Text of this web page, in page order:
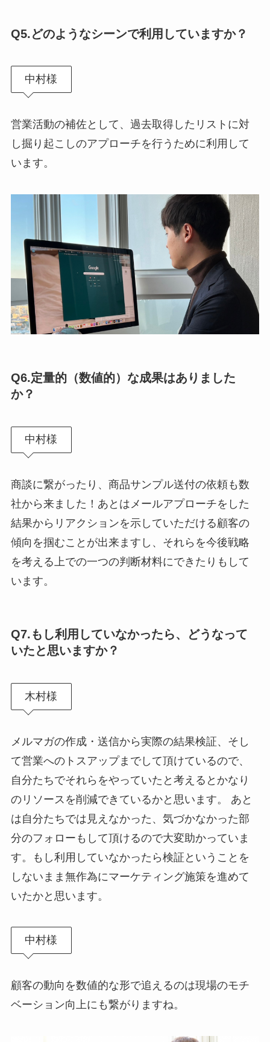
Q5.どのようなシーンで利用していますか？
中村様
営業活動の補佐として、過去取得したリストに対
し掘り起こしのアプローチを行うために利用して
います。
Q6.定量的（数値的）な成果はありました
か？
中村様
商談に繋がったり、商品サンプル送付の依頼も数
社から来ました！あとはメールアプローチをした
結果からリアクションを示していただける顧客の
傾向を掴むことが出来ますし、それらを今後戦略
を考える上での一つの判断材料にできたりもして
います。
Q7.もし利用していなかったら、どうなって
いたと思いますか？
木村様
メルマガの作成・送信から実際の結果検証、そし
て営業へのトスアップまでして頂けているので、
自分たちでそれらをやっていたと考えるとかなり
のリソースを削減できているかと思います。 あと
は自分たちでは見えなかった、気づかなかった部
分のフォローもして頂けるので大変助かっていま
す。もし利用していなかったら検証ということを
しないまま無作為にマーケティング施策を進めて
いたかと思います。
中村様
顧客の動向を数値的な形で追えるのは現場のモチ
ベーション向上にも繋がりますね。